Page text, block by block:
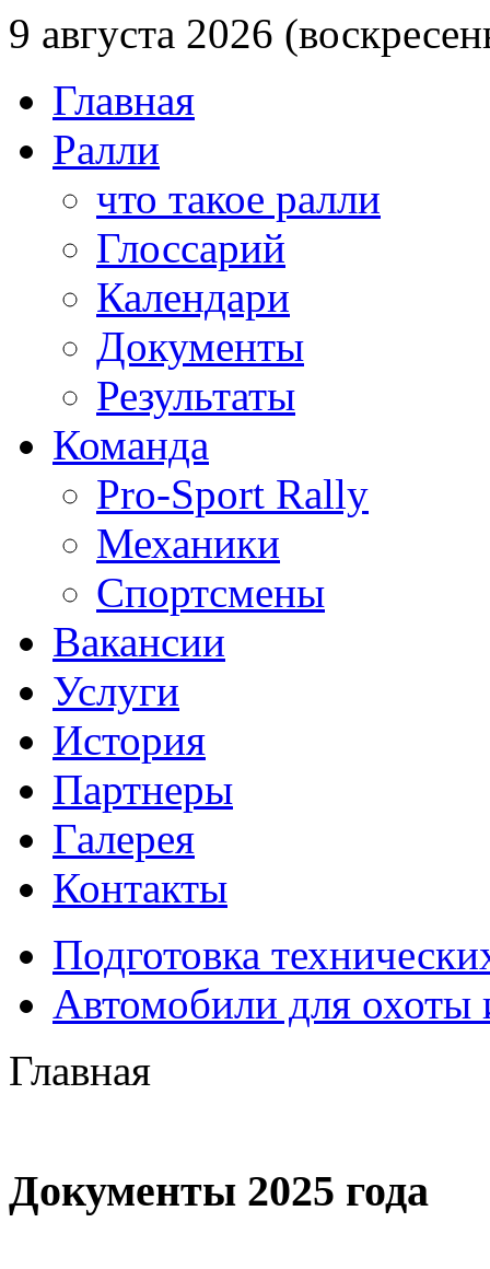
9 августа 2026
Главная
Ралли
что такое ралли
Глоссарий
Календари
Документы
Результаты
Команда
Pro-Sport Rally
Механики
Спортсмены
Вакансии
Услуги
История
Партнеры
Галерея
Контакты
Подготовка
Автомобили для охоты
Главная
Документы 2025 года